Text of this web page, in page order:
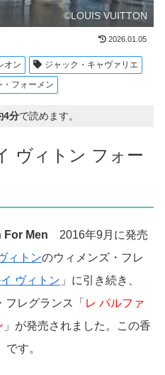
©LOUIS VUITTON
2026.01.05
オン
ジャック・キャヴァリエ
フォーメン
4分で読めます。
ヴィトン フォー
For Men 2016年9月に発売
ィトンのウィメンズ・フレ
ヴィトン 」に引き続き、
レグランス「 レ パルファ
」が発売されました。この香
です。